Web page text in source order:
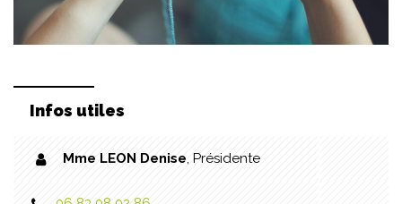
Infos utiles
Mme LEON Denise, Présidente